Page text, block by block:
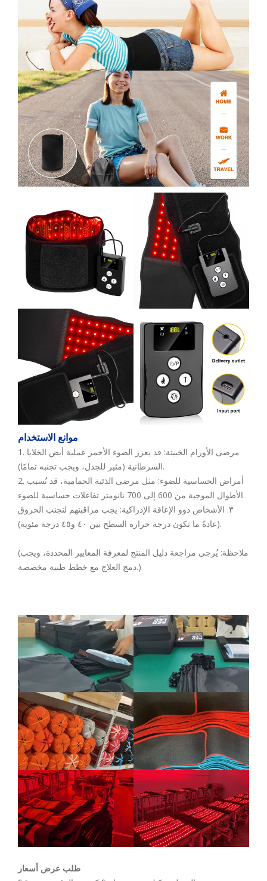
موانع الاستخدام
1. مرضى الأورام الخبيثة: قد يعزز الضوء الأحمر عملية أيض الخلايا
السرطانية (مثير للجدل، ويجب تجنبه تمامًا).
2. أمراض الحساسية للضوء: مثل مرضى الذئبة الحمامية، قد تُسبب
الأطوال الموجية من 600 إلى 700 نانومتر تفاعلات حساسية للضوء.
٣. الأشخاص ذوو الإعاقة الإدراكية: يجب مراقبتهم لتجنب الحروق
(عادةً ما تكون درجة حرارة السطح بين ٤٠ و٤٥ درجة مئوية).
(ملاحظة: يُرجى مراجعة دليل المنتج لمعرفة المعايير المحددة، ويجب
دمج العلاج مع خطط طبية مخصصة.)
طلب عرض أسعار